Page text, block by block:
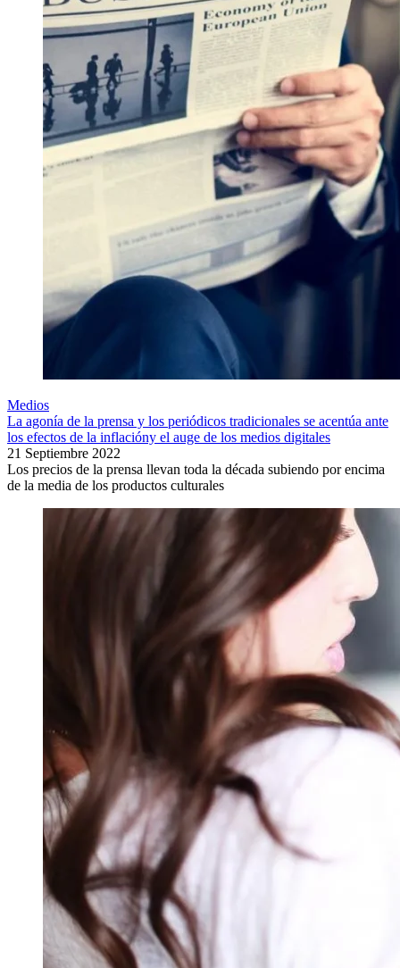
Medios
La agonía de la prensa y los periódicos tradicionales se acentúa ante
los efectos de la inflacióny el auge de los medios digitales
21 Septiembre 2022
Los precios de la prensa llevan toda la década subiendo por encima
de la media de los productos culturales